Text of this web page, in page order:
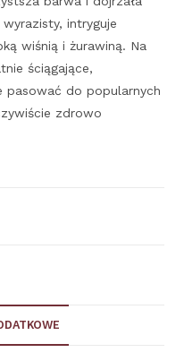
intryguje
wiśnią i żurawiną. Na
ściągające,
pasować do popularnych
zdrowo